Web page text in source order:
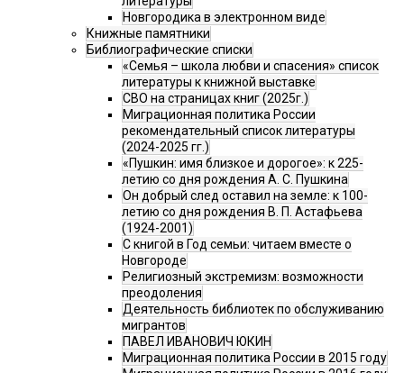
Новгородика в электронном виде
Книжные памятники
Библиографические списки
«Семья – школа любви и спасения» список
литературы к книжной выставке
СВО на страницах книг (2025г.)
Миграционная политика России
рекомендательный список литературы
(2024-2025 гг.)
«Пушкин: имя близкое и дорогое»: к 225-
летию со дня рождения А. С. Пушкина
Он добрый след оставил на земле: к 100-
летию со дня рождения В. П. Астафьева
(1924-2001)
С книгой в Год семьи: читаем вместе о
Новгороде
Религиозный экстремизм: возможности
преодоления
Деятельность библиотек по обслуживанию
мигрантов
ПАВЕЛ ИВАНОВИЧ ЮКИН
Миграционная политика России в 2015 году